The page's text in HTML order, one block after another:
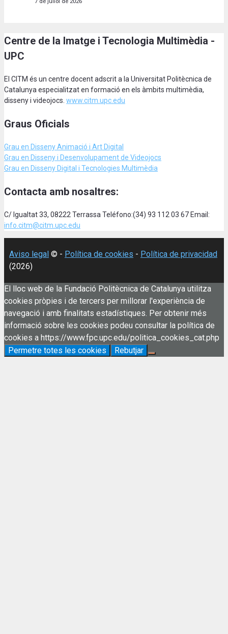
Centre de la Imatge i Tecnologia Multimèdia -
UPC
El CITM és un centre docent adscrit a la Universitat Politècnica de
Catalunya especialitzat en formació en els àmbits multimèdia,
disseny i videojocs. www.citm.upc.edu
Graus Oficials
Grau en Disseny Animació i Art Digital
Grau en Disseny i Desenvolupament de Videojocs
Grau en Disseny Digital i Tecnologies Multimèdia
Contacta amb nosaltres:
C/ Igualtat 33, 08222 Terrassa Teléfono:(34) 93 112 03 67 Email:
info.citm@citm.upc.edu
Aviso legal © - Política de cookies - Política de privacidad
(2026)
El lloc web de la Fundació Politècnica de Catalunya utilitza
cookies pròpies i de tercers per millorar l'experiència de
navegació i amb finalitats estadístiques. Per obtenir més
informació sobre les cookies podeu consultar la política de
cookies a https://www.fpc.upc.edu/politica_cookies_cat.php
Permetre totes les cookies
Rebutjar